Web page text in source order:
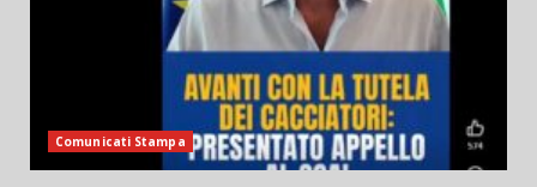
Comunicati Stampa